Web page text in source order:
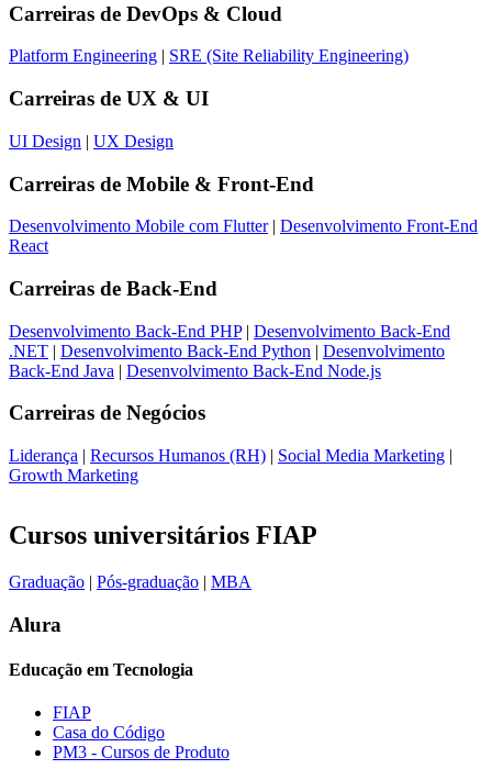
Carreiras de DevOps & Cloud
Platform Engineering SRE (Site Reliability Engineering)
Carreiras de UX & UI
UI Design | UX Design
Carreiras de Mobile & Front-End
Desenvolvimento Mobile com Flutter| Desenvolvimento Front-End
React
Carreiras de Back-End
Desenvolvimento Back-End PHP| Desenvolvimento Back-End
.NET | Desenvolvimento Back-End Python | Desenvolvimento
Back-End Java | Desenvolvimento Back-End Node.js
Carreiras de Negócios
Liderança | Recursos Humanos (RH) | Social Media Marketing |
Growth Marketing
Cursos universitários FIAP
Graduação | Pós-graduação | MBA
Alura
Educação em Tecnologia
FIAP
Casa do Código
PM3 - Cursos de Produto